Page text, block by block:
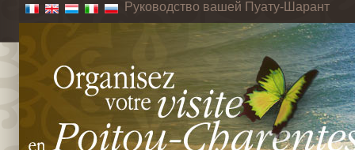
Руководство вашей Пуату-Шарант